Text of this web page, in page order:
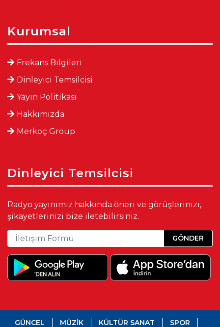
Kurumsal
Frekans Bilgileri
Dinleyici Temsilcisi
Yayın Politikası
Hakkımızda
Merkoç Group
Dinleyici Temsilcisi
Radyo yayınımız hakkında öneri ve görüşlerinizi,
şikayetlerinizi bize iletebilirsiniz.
GÖNDER
GÜNCEL MÜZİK KÜLTÜR SANAT SPOR